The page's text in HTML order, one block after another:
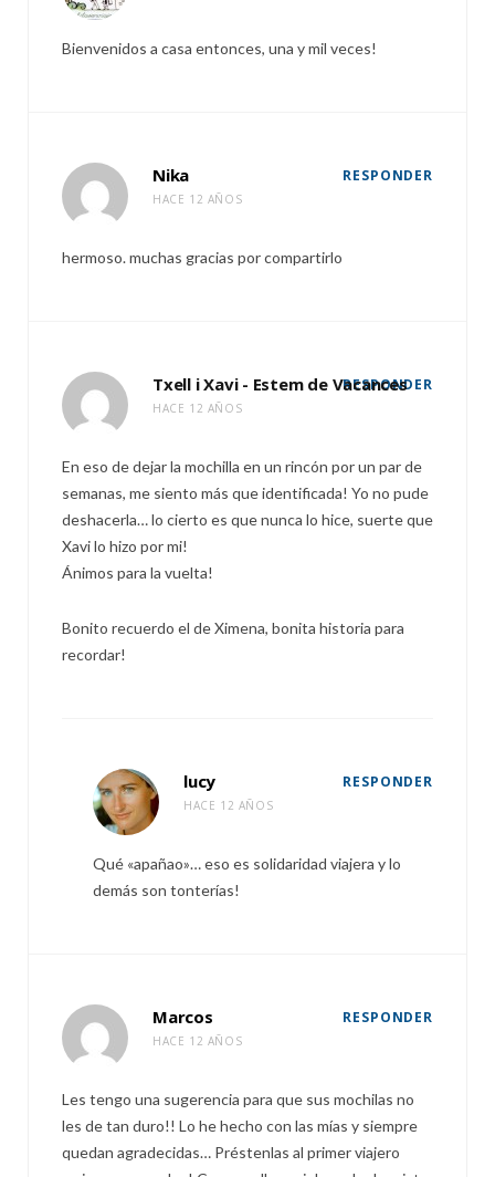
Bienvenidos a casa entonces, una y mil veces!
Nika
HACE 12 AÑOS
RESPONDER
hermoso. muchas gracias por compartirlo
Txell i Xavi - Estem de Vacances
HACE 12 AÑOS
RESPONDER
En eso de dejar la mochilla en un rincón por un par de
semanas, me siento más que identificada! Yo no pude
deshacerla… lo cierto es que nunca lo hice, suerte que
Xavi lo hizo por mi!
Ánimos para la vuelta!
Bonito recuerdo el de Ximena, bonita historia para
recordar!
lucy
HACE 12 AÑOS
RESPONDER
Qué «apañao»… eso es solidaridad viajera y lo
demás son tonterías!
Marcos
HACE 12 AÑOS
RESPONDER
Les tengo una sugerencia para que sus mochilas no
les de tan duro!! Lo he hecho con las mías y siempre
quedan agradecidas… Préstenlas al primer viajero